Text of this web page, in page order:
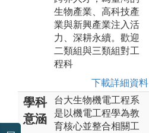
生物產業、高科技產
業與新興產業注入活
力、深耕永續。歡迎
二類組與三類組對工
程科
下載詳細資料
學科
意涵
台大生物機電工程系
是以機電工程學為教
育核心並整合相關工